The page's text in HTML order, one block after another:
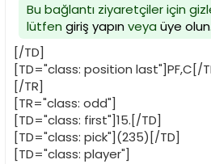
Bu bağlantı ziyaretçiler için
lütfen giriş yapınveya üye olun.
[/TD]
[TD="class: position last"]PF,C[/
[/TR]
[TR="class: odd"]
[TD="class: first"]15.[/TD]
[TD="class: pick"](235)[/TD]
[TD="class: player"]